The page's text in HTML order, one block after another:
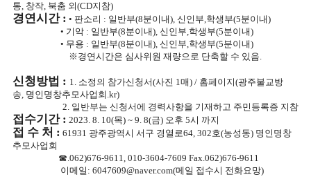
통, 창작, 북춤 외(CD지참)
경연시간 : • 판소리 : 일반부(8분이내), 신인부,학생부(5분이내)
• 기악 : 일반부(8분이내), 신인부,학생부(5분이내)
• 무용 : 일반부(8분이내), 신인부,학생부(5분이내)
※ 경연시간은 심사위원 재량으로 단축할 수 있음.
신청방법 : 1. 소정의 참가신청서(사진 1매) / 홈페이지(광주불교방
송, 명인명창추모사업회 .kr)
2. 일반부는 신청서에 경력사항을 기재하고 주민등록증 지참
접수기간 : 2023. 8. 10(목) ~ 9. 8(금) 오후 5시 까지
접 수 처 : 61931 광주광역시 서구 경열로64, 302호(농성동) 명인명창
추모사업회
☎.062)676-9611, 010-3604-7609 Fax.062)676-9611
이메일 : 6047609@naver.com(메일 접수시 전화요망)